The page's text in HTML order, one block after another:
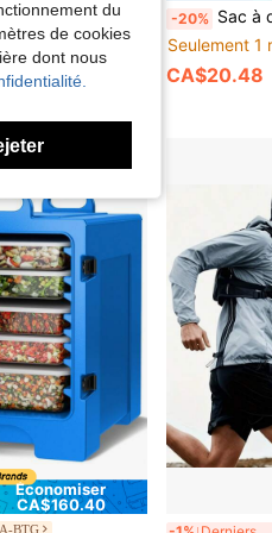
boîte de conservation isotherme en matériau sans contact alimentaire, glacière commerciale pour étal extérieur, conservation des aliments, du lait maternel, de la pêche, fraîcheur, pique-nique, conservation au froid, réfrigérateur portable à main -20% Sac à dos de pique-nique, sac bandoulière de
Seulement 1
CA$20.48
Économiser
CA$160.40
BTG
du
de cookies
dont nous